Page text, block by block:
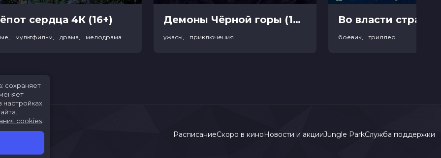
сердца 4К (16+)
мультфильм, драма, мелодрама
Демоны Чёрной горы (18+)
ужасы, приключения
Во власти страха
боевик, триллер
РасписаниеСкоро в киноНовости и акцииJungle ParkСлужба поддержки
сохраняет
настройках
cookies